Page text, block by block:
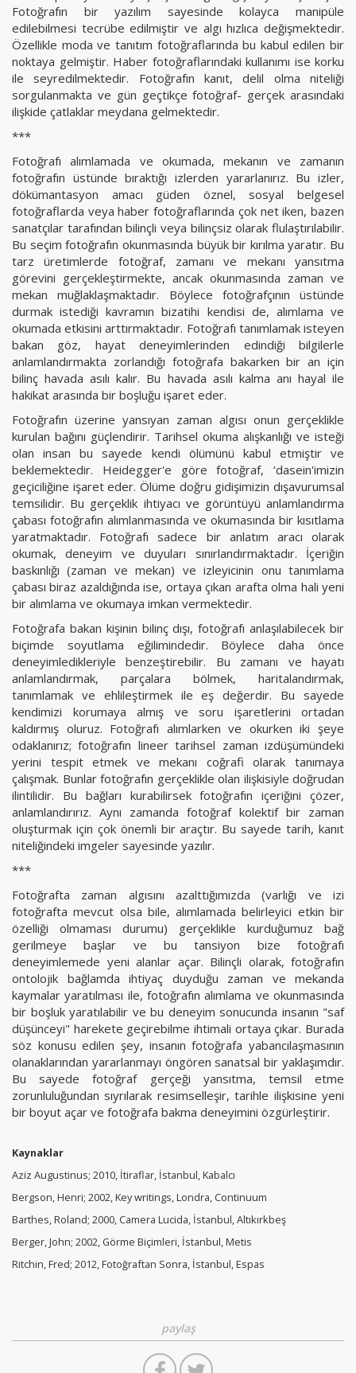
Fotoğrafın bir yazılım sayesinde kolayca manipüle
edilebilmesi tecrübe edilmiştir ve algı hızlıca değişmektedir.
Özellikle moda ve tanıtım fotoğraflarında bu kabul edilen bir
noktaya gelmiştir. Haber fotoğraflarındaki kullanımı ise korku
ile seyredilmektedir. Fotoğrafın kanıt, delil olma niteliği
sorgulanmakta ve gün geçtikçe fotoğraf- gerçek arasındaki
ilişkide çatlaklar meydana gelmektedir.
***
Fotoğrafı alımlamada ve okumada, mekanın ve zamanın
fotoğrafın üstünde bıraktığı izlerden yararlanırız. Bu izler,
dökümantasyon amacı güden öznel, sosyal belgesel
fotoğraflarda veya haber fotoğraflarında çok net iken, bazen
sanatçılar tarafından bilinçli veya bilinçsiz olarak flulaştırılabilir.
Bu seçim fotoğrafın okunmasında büyük bir kırılma yaratır. Bu
tarz üretimlerde fotoğraf, zamanı ve mekanı yansıtma
görevini gerçekleştirmekte, ancak okunmasında zaman ve
mekan muğlaklaşmaktadır. Böylece fotoğrafçının üstünde
durmak istediği kavramın bizatihi kendisi de, alımlama ve
okumada etkisini arttırmaktadır. Fotoğrafı tanımlamak isteyen
bakan göz, hayat deneyimlerinden edindiği bilgilerle
anlamlandırmakta zorlandığı fotoğrafa bakarken bir an için
bilinç havada asılı kalır. Bu havada asılı kalma anı hayal ile
hakikat arasında bir boşluğu işaret eder.
Fotoğrafın üzerine yansıyan zaman algısı onun gerçeklikle
kurulan bağını güçlendirir. Tarihsel okuma alışkanlığı ve isteği
olan insan bu sayede kendi ölümünü kabul etmiştir ve
beklemektedir. Heidegger'e göre fotoğraf, ‘dasein'imizin
geçiciliğine işaret eder. Ölüme doğru gidişimizin dışavurumsal
temsilidir. Bu gerçeklik ihtiyacı ve görüntüyü anlamlandırma
çabası fotoğrafın alımlanmasında ve okumasında bir kısıtlama
yaratmaktadır. Fotoğrafı sadece bir anlatım aracı olarak
okumak, deneyim ve duyuları sınırlandırmaktadır. İçeriğin
baskınlığı (zaman ve mekan) ve izleyicinin onu tanımlama
çabası biraz azaldığında ise, ortaya çıkan arafta olma hali yeni
bir alımlama ve okumaya imkan vermektedir.
Fotoğrafa bakan kişinin bilinç dışı, fotoğrafı anlaşılabilecek bir
biçimde soyutlama eğilimindedir. Böylece daha önce
deneyimledikleriyle benzeştirebilir. Bu zamanı ve hayatı
anlamlandırmak, parçalara bölmek, haritalandırmak,
tanımlamak ve ehlileştirmek ile eş değerdir. Bu sayede
kendimizi korumaya almış ve soru işaretlerini ortadan
kaldırmış oluruz. Fotoğrafı alımlarken ve okurken iki şeye
odaklanırız; fotoğrafın lineer tarihsel zaman izdüşümündeki
yerini tespit etmek ve mekanı coğrafi olarak tanımaya
çalışmak. Bunlar fotoğrafın gerçeklikle olan ilişkisiyle doğrudan
ilintilidir. Bu bağları kurabilirsek fotoğrafın içeriğini çözer,
anlamlandırırız. Aynı zamanda fotoğraf kolektif bir zaman
oluşturmak için çok önemli bir araçtır. Bu sayede tarih, kanıt
niteliğindeki imgeler sayesinde yazılır.
***
Fotoğrafta zaman algısını azalttığımızda (varlığı ve izi
fotoğrafta mevcut olsa bile, alımlamada belirleyici etkin bir
özelliği olmaması durumu) gerçeklikle kurduğumuz bağ
gerilmeye başlar ve bu tansiyon bize fotoğrafı
deneyimlemede yeni alanlar açar. Bilinçli olarak, fotoğrafın
ontolojik bağlamda ihtiyaç duyduğu zaman ve mekanda
kaymalar yaratılması ile, fotoğrafın alımlama ve okunmasında
bir boşluk yaratılabilir ve bu deneyim sonucunda insanın "saf
düşünceyi" harekete geçirebilme ihtimali ortaya çıkar. Burada
söz konusu edilen şey, insanın fotoğrafa yabancılaşmasının
olanaklarından yararlanmayı öngören sanatsal bir yaklaşımdır.
Bu sayede fotoğraf gerçeği yansıtma, temsil etme
zorunluluğundan sıyrılarak resimselleşir, tarihle ilişkisine yeni
bir boyut açar ve fotoğrafa bakma deneyimini özgürleştirir.
Kaynaklar
Aziz Augustinus; 2010, İtiraflar, İstanbul, Kabalcı
Bergson, Henri; 2002, Key writings, Londra, Continuum
Barthes, Roland; 2000, Camera Lucida, İstanbul, Altıkırkbeş
Berger, John; 2002, Görme Biçimleri, İstanbul, Metis
Ritchin, Fred; 2012, Fotoğraftan Sonra, İstanbul, Espas
paylaş